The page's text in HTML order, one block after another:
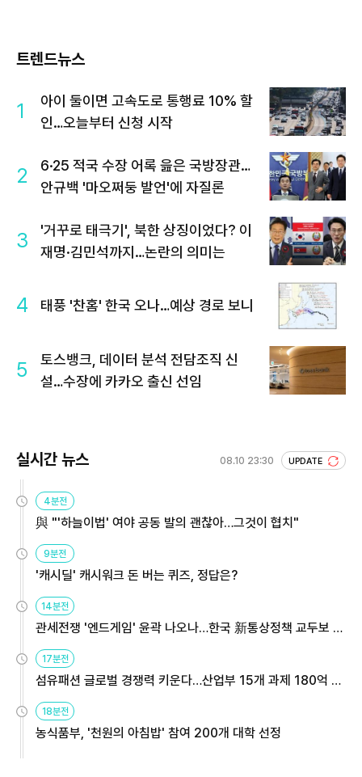
트렌드뉴스
1
아이 둘이면 고속도로 통행료 10% 할
인…오늘부터 신청 시작
2
6·25 적국 수장 어록 읊은 국방장관…
안규백 '마오쩌둥 발언'에 자질론
3
'거꾸로 태극기', 북한 상징이었다? 이
재명·김민석까지…논란의 의미는
4 태풍 '찬홈' 한국 오나…예상 경로 보니
5
토스뱅크, 데이터 분석 전담조직 신
설…수장에 카카오 출신 선임
실시간 뉴스 08.10 23:30 UPDATE
4분전
與 "'하늘이법' 여야 공동 발의 괜찮아…그것이 협치"
9분전
'캐시딜' 캐시워크 돈 버는 퀴즈, 정답은?
14분전
관세전쟁 '엔드게임' 윤곽 나오나…한국 新통상정책 교두보 활
17분전
섬유패션 글로벌 경쟁력 키운다…산업부 15개 과제 180억 지
18분전
농식품부, '천원의 아침밥' 참여 200개 대학 선정